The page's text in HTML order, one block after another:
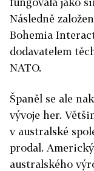
Následně
Bohemia
dodavatelem
NATO.
Španěl se ale
vývoje her.
v australské
prodal.
australského